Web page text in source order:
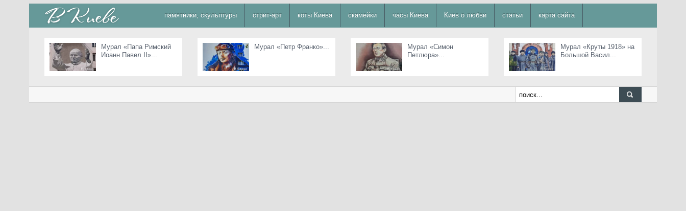
памятники, скульптуры стрит-арт коты Киева скамейки часы Киева Киев о любви статьи карта сайта
Мурал «Папа Римский
Иоанн Павел II»...
Мурал «Петр Франко»...
Мурал «Симон
Петлюра»...
Мурал «Круты 1918» на
Большой Васил...